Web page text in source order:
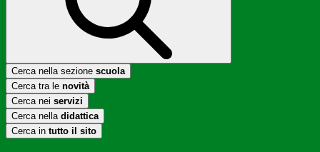
Cerca nella sezione scuola
Cerca tra le novità
Cerca nei servizi
Cerca nella didattica
Cerca in tutto il sito